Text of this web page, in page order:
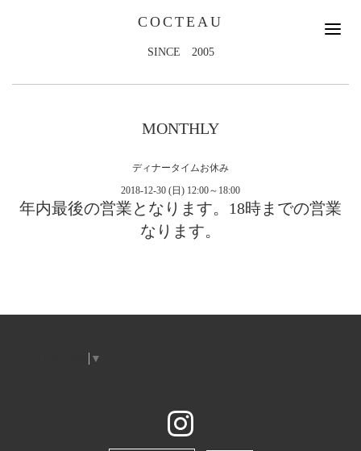
COCTEAU
SINCE 2005
MONTHLY
ディナータイムお休み
2018-12-30 (日) 12:00～18:00
年内最後の営業となります。18時までの営業
なります。
▼